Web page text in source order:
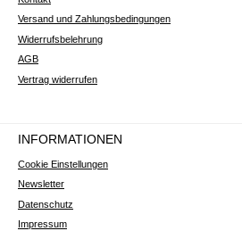
Versand und Zahlungsbedingungen
Widerrufsbelehrung
AGB
Vertrag widerrufen
INFORMATIONEN
Cookie Einstellungen
Newsletter
Datenschutz
Impressum